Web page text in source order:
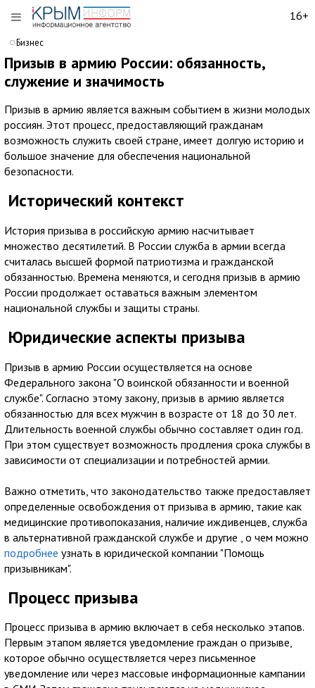
16+
Бизнес
Призыв в армию России: обязанность,
служение и значимость
Призыв в армию является важным событием в жизни молодых
россиян. Этот процесс, предоставляющий гражданам
возможность служить своей стране, имеет долгую историю и
большое значение для обеспечения национальной
безопасности.
Исторический контекст
История призыва в российскую армию насчитывает
множество десятилетий. В России служба в армии всегда
считалась высшей формой патриотизма и гражданской
обязанностью. Времена меняются, и сегодня призыв в армию
России продолжает оставаться важным элементом
национальной службы и защиты страны.
Юридические аспекты призыва
Призыв в армию России осуществляется на основе
Федерального закона "О воинской обязанности и военной
службе". Согласно этому закону, призыв в армию является
обязанностью для всех мужчин в возрасте от 18 до 30 лет.
Длительность военной службы обычно составляет один год.
При этом существует возможность продления срока службы в
зависимости от специализации и потребностей армии.
Важно отметить, что законодательство также предоставляет
определенные освобождения от призыва в армию, такие как
медицинские противопоказания, наличие иждивенцев, служба
в альтернативной гражданской службе и другие , о чем можно
подробнее узнать в юридической компании "Помощь
призывникам".
Процесс призыва
Процесс призыва в армию включает в себя несколько этапов.
Первым этапом является уведомление граждан о призыве,
которое обычно осуществляется через письменное
уведомление или через массовые информационные кампании